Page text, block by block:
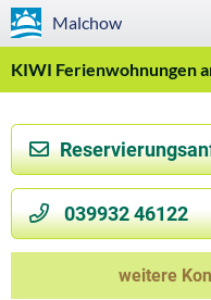
Malchow
KIWI Ferienwohnungen
039932 46122
weitere